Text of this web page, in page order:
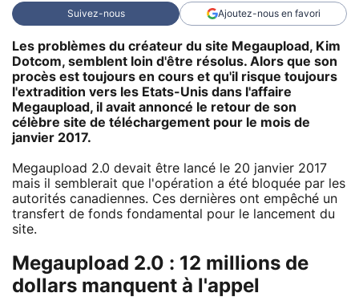
Suivez-nous Ajoutez-nous en favori
Les problèmes du créateur du site Megaupload, Kim
Dotcom, semblent loin d'être résolus. Alors que son
procès est toujours en cours et qu'il risque toujours
l'extradition vers les Etats-Unis dans l'affaire
Megaupload, il avait annoncé le retour de son
célèbre site de téléchargement pour le mois de
janvier 2017.
Megaupload 2.0 devait être lancé le 20 janvier 2017
mais il semblerait que l'opération a été bloquée par les
autorités canadiennes. Ces dernières ont empêché un
transfert de fonds fondamental pour le lancement du
site.
Megaupload 2.0 : 12 millions de
dollars manquent à l'appel